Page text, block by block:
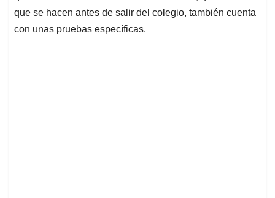
que se hacen antes de salir del colegio, también cuenta
con unas pruebas específicas.